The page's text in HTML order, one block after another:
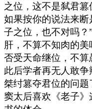
之位，这不是弑君篡
如果按你的说法来
子之位，也不对吗？
肝，不算不知肉的
否受天命继位，不算
此后学者再无人敢
桀纣篡夺君位的问题
窦太后喜欢《老子